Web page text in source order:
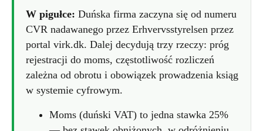
W pigułce: Duńska firma zaczyna się od numeru
CVR nadawanego przez Erhvervsstyrelsen przez
portal virk.dk. Dalej decydują trzy rzeczy: próg
rejestracji do moms, częstotliwość rozliczeń
zależna od obrotu i obowiązek prowadzenia ksiąg
w systemie cyfrowym.
Moms (duński VAT) to jedna stawka 25%